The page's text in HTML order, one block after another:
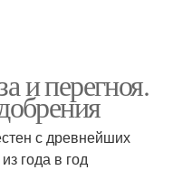
и перегноя.
с древнейших
года в год